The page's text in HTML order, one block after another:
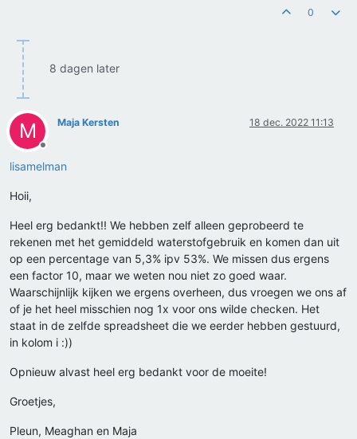
0
8 dagen later
M
Offline
Maja Kersten 18 dec. 2022 11:13
lisamelman
Hoii,
Heel erg bedankt!! We hebben zelf alleen geprobeerd te
rekenen met het gemiddeld waterstofgebruik en komen dan uit
op een percentage van 5,3% ipv 53%. We missen dus ergens
een factor 10, maar we weten nou niet zo goed waar.
Waarschijnlijk kijken we ergens overheen, dus vroegen we ons af
of je het heel misschien nog 1x voor ons wilde checken. Het
staat in de zelfde spreadsheet die we eerder hebben gestuurd,
in kolom i :))
Opnieuw alvast heel erg bedankt voor de moeite!
Groetjes,
Pleun, Meaghan en Maja